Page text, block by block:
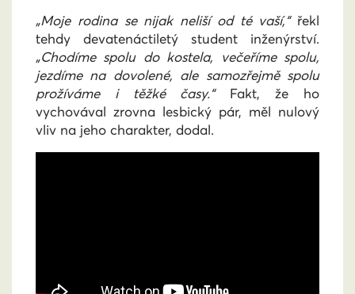
„Moje rodina se nijak neliší od té vaší,“řekl
tehdy devatenáctiletý student inženýrství.
„Chodíme spolu do kostela, večeříme spolu,
jezdíme na dovolené, ale samozřejmě spolu
prožíváme i těžké časy.“ Fakt, že ho
vychovával zrovna lesbický pár, měl nulový
vliv na jeho charakter, dodal.